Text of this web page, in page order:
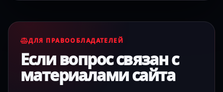
ДЛЯ ПРАВООБЛАДАТЕЛЕЙ
Если вопрос связан с
материалами сайта